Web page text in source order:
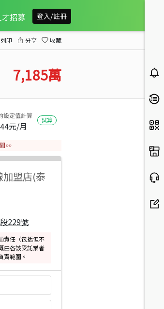
才招募 登入/註冊
列印 分享 收藏
7,185萬
設定值計算
元/月
試算
👀
加盟店(泰
229號
責任（包括但不
由各該受託業者
責範圍。